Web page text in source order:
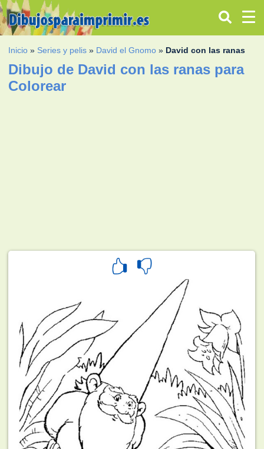
Inicio » Series y pelis » David el Gnomo » David con las ranas
Dibujo de David con las ranas para
Colorear